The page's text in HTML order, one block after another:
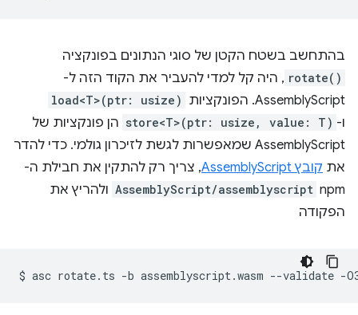
בהתחשב בשטח הקטן של סוגי הנתונים בפונקציה
rotate() , היה קל למדי להעביר את הקוד הזה ל-
AssemblyScript. הפונקציות
load<T>(ptr: usize)
ו- store<T>(ptr: usize, value: T) הן פונקציות של
AssemblyScript שמאפשרות לגשת לזיכרון גולמי. כדי להדר
את קובץ AssemblyScript
, צריך רק להתקין את חבילת ה-
npm
AssemblyScript/assemblyscript ולהריץ את
הפקודה
$ asc rotate.ts -b assemblyscript.wasm --validate